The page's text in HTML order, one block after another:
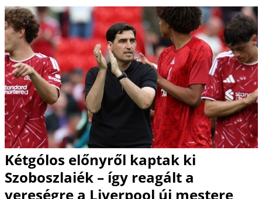
Kétgólos előnyről kaptak ki
Szoboszlaiék – így reagált a
vereségre a Liverpool új mestere